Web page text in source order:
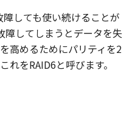
しても使い続けることが
障してしまうとデータを失
高めるためにパリティを2
れをRAID6と呼びます。